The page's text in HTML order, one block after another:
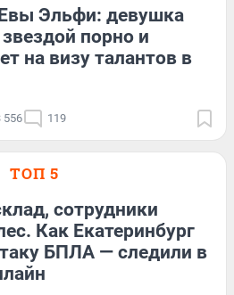
Эльфи: девушка
порно и
на визу талантов в
556 119
ТОП 5
сотрудники
Как Екатеринбург
БПЛА — следили в